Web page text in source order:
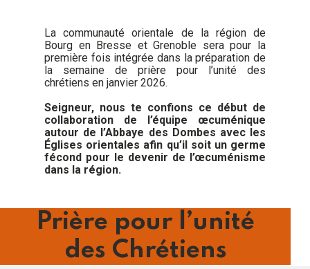
La communauté orientale de la région de
Bourg en Bresse et Grenoble sera pour la
première fois intégrée dans la préparation de
la semaine de prière pour l’unité des
chrétiens en janvier 2026.
Seigneur, nous te confions ce début de
collaboration de l’équipe œcuménique
autour de l’Abbaye des Dombes avec les
Églises orientales afin qu’il soit un germe
fécond pour le devenir de l’œcuménisme
dans la région.
Prière pour l’unité
des Chrétiens